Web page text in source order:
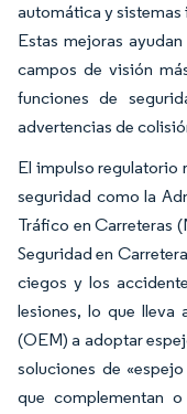
automática y
Estas mejoras
campos de visión
funciones de
advertencias de
El impulso regulatorio
seguridad como la
Tráfico en Carreteras
Seguridad en
ciegos y los
lesiones, lo que lleva
(OEM) a adoptar
soluciones de
que complementan